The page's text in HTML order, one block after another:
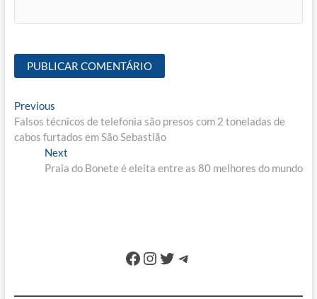
Navegação
de
Post
PreviousPrevious
post:
Falsos técnicos de telefonia são presos com 2 toneladas de
cabos furtados em São Sebastião
Next
post:
Praia do Bonete é eleita entre as 80 melhores do mundo
Facebook
Instagram
Twitter
Telegram